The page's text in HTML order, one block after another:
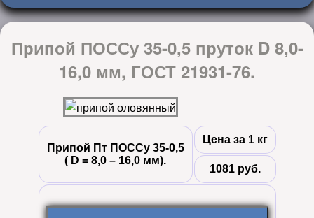
Припой ПОССу 35-0,5 пруток D 8,0-
16,0 мм, ГОСТ 21931-76.
Припой Пт ПОССу 35-0,5
( D = 8,0 – 16,0 мм).
Цена за 1 кг
1081 руб.